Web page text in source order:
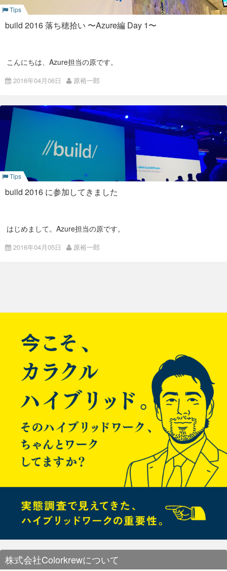
登録にはLinkedInアカウントまたはMicrosoftアカウントが必要
になります。 re:inventやAWS Summitでは人気セッションを早
く予約しないと、と焦ってセッションリストとにらめっこしま
すが、 そこは大丈夫。１週間くらい前にならないとセッション
一覧が発表されませんでした。気長に待ちましょう。
セッション一覧から気になるセッションを確認します。 k8s、
IoTなどを中心にスケジューリングしました。
また、セッション一覧公開と共にBuildアプリも公開されますの
でスマホにインストールしておきます。
いざ出発
成田から約８時間でシアトルへ到着します。
空港からシアトルのダウンタウンへはシャトルバスやらタクシ
ーなどもありますが、今回はリンク・ライト・レールと呼ばれ
運行しているようです。 到着日は大谷がセーフコ・フィールド
で登板する日で、途中のスタジアム駅では沢山の人が降りてい
きました。
Educational Experience in
HoloLens】
https://channel9.msdn.com/Events/Build/2016/T703-R3
リンクは張ったもののビデオは公開されていませんでした。残
念。 Unityを使って複数のHoloLens間で協調動作するアプリの
作り方を説明していました。Unity万能ですね。 どれか1台の
HoloLensがサーバーとなって、サーバー・クライアントモデル
で同期動作するそうです。
Azure Data Warehouse:
Applying Modern Practices to
「Processing」「Serving」の4ステージに分類して、それぞれ
かという一般論が中心でした。
【Building Hyper-Scale Web
and Mobile Apps with Azure
App Service】
https://channel9.msdn.com/Events/Build/2016/B825
【Delivering Applications at
Scale with DocumentDB,
Database】
https://channel9.msdn.com/Events/Build/2016/B840
回いろいろとエンハンスされたDocumentDBのお話しでした。
HALO5 や WALKING DEAD といった実際のゲームに利用した
際のパフォーマンスデータも発表されていました。10億リクエ
スト/日に対して99%のクエリは10ms以下で応答していたとの
こと。しっかりスケールしてますね。 これまでちょっと取っつ
きづらい印象のDocumentDBでしたが、インタフェースが
MongoDB互換になったり、Partitioned Collections や Global
Database が発表されたりと、面白くなってきました。
おやつ登場
リンゴとバナナとナッツとチーズ。これはおいしい。
Tips
build 2016 落ち穂拾い 〜Azure編 Day 1〜
こんにちは、Azure担当の原です。
build では数多くの発表がありましたが、まずはAzure関連か
尚、セッションの動画や資料は「Channel 9」で公開されてい
ます。buildの3日間だけでも大量のセッションがありましたの
で、参加しきれなかったものはこれから見ていこうと思ってま
す。
https://channel9.msdn.com/Events/Build/2016
全体的な感想
基調講演にもありましたが、Azureに関する今年のキーワード
は「Choice + Flexibility」「Productivity」「Enterprise
が、より大規模なアプリケーションを支える基盤を柔軟に使え
るというアピールですね。
Day 1
Shipping Penguins in the Cloud |
https://channel9.msdn.com/Events/Build/2016/B801
Open Source のいろんなソリューションがAzure上でも展開さ
れていますよというお話。 * Open API と Swagger * MariaDB
Cluster & Maxscale on Azure * Elastic Product Portfolio
(Kibana, Elasticsearch, Logstash ES-Hadoop Beats) *
DataStax
2016年04月06日 原裕一郎
Tips
build 2016 に参加してきました
はじめまして。Azure担当の原です。
マイクロソフトの技術者向けカンファレンス「build 2016」に
速報的な記事はもう出揃っているかと思いますので、いきなり
Cognitive Services: Seeing AI app (audio description
version)】
2016年04月05日 原裕一郎
ナ
株式会社Colorkrewについて